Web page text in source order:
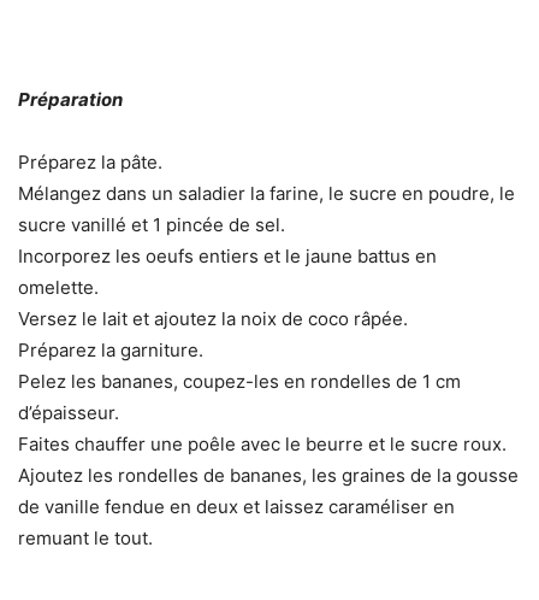
Préparation
Préparez la pâte.
Mélangez dans un saladier la farine, le sucre en poudre, le
sucre vanillé et 1 pincée de sel.
Incorporez les oeufs entiers et le jaune battus en
omelette.
Versez le lait et ajoutez la noix de coco râpée.
Préparez la garniture.
Pelez les bananes, coupez-les en rondelles de 1 cm
d’épaisseur.
Faites chauffer une poêle avec le beurre et le sucre roux.
Ajoutez les rondelles de bananes, les graines de la gousse
de vanille fendue en deux et laissez caraméliser en
remuant le tout.